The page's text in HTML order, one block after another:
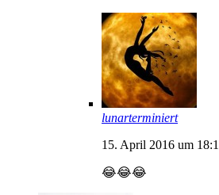
lunarterminiert
15. April 2016 um
😂😂😂